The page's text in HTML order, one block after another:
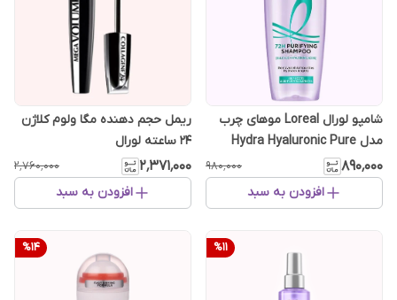
شامپو لورال Loreal موهای چرب
مدل Hydra Hyaluronic Pure
۸۹۰٬۰۰۰ ۹۸۰٬۰۰۰
افزودن به سبد
ریمل حجم دهنده مگا ولوم کلاژن
24 ساعته لورال
۲٬۳۷۱٬۰۰۰ ۲٬۷۶۰٬۰۰۰
افزودن به سبد
%11
%14